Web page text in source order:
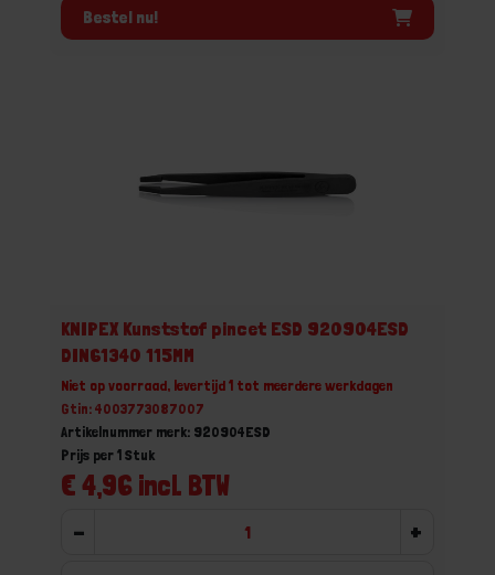
Bestel nu!
KNIPEX Kunststof pincet ESD 920904ESD
DIN61340 115MM
Niet op voorraad, levertijd 1 tot meerdere werkdagen
Gtin: 4003773087007
Artikelnummer merk: 920904ESD
€ 4,96 incl. BTW
Prijs per 1 Stuk
- +